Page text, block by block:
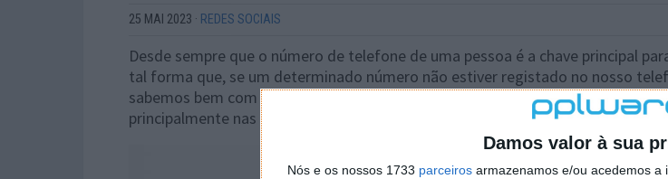
Damos valor à sua
Nós e os nossos 1733 parceiros armazenamos e/ou acedemos a
25 MAI 2023 · REDES SOCIAIS
Desde sempre que o número de telefone de uma pessoa é a chave principal
tal forma que, se um determinado número não estiver registado no nosso
sabemos bem com quem estamos a falar… um problema com que todos nós
principalmente nas conversas de grupo. Mas isso deve mudar muito em breve.